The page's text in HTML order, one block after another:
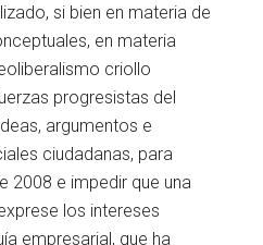
si bien en materia de
en materia
criollo
progresistas del
argumentos e
ciudadanas, para
2008 e impedir que una
los intereses
empresarial, que ha